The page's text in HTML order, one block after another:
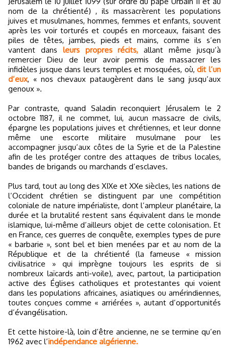
nom de la chrétienté) , ils massacrèrent les populations
juives et musulmanes, hommes, femmes et enfants, souvent
après les voir torturés et coupés en morceaux, faisant des
piles de têtes, jambes, pieds et mains, comme ils s’en
vantent dans leurs propres récits,allant même jusqu’à
remercier Dieu de leur avoir permis de massacrer les
infidèles jusque dans leurs temples et mosquées, où,dit l’un
d’eux, « nos chevaux pataugèrent dans le sang jusqu’aux
genoux ».
Par contraste, quand Saladin reconquiert Jérusalem le 2
octobre 1187, il ne commet, lui, aucun massacre de civils,
épargne les populations juives et chrétiennes, et leur donne
même une escorte militaire musulmane pour les
accompagner jusqu’aux côtes de la Syrie et de la Palestine
afin de les protéger contre des attaques de tribus locales,
bandes de brigands ou marchands d’esclaves.
Plus tard, tout au long des XIXe et XXe siècles, les nations de
l’Occident chrétien se distinguent par une compétition
coloniale de nature impérialiste, dont l’ampleur planétaire, la
durée et la brutalité restent sans équivalent dans le monde
islamique, lui-même d’ailleurs objet de cette colonisation. Et
en France, ces guerres de conquête, exemples types de pure
« barbarie », sont bel et bien menées par et au nom de la
République et de la chrétienté (la fameuse « mission
civilisatrice » qui imprègne toujours les esprits de si
nombreux laïcards anti-voile), avec, partout, la participation
active des Églises catholiques et protestantes qui voient
dans les populations africaines, asiatiques ou amérindiennes,
toutes conçues comme « arriérées », autant d’opportunités
d’évangélisation.
Et cette histoire-là, loin d’être ancienne, ne se termine qu’en
1962 avec l’indépendance algérienne.